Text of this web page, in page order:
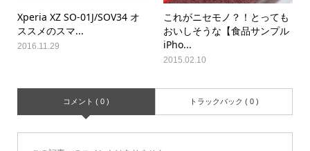
Xperia XZ SO-01J/SOV34 オ
ススメのスマ...
2016.11.29
これがニセモノ？！とっても
おいしそうな【食品サンプル
iPho...
2015.02.10
コメント ( 0 ) トラックバック ( 0 )